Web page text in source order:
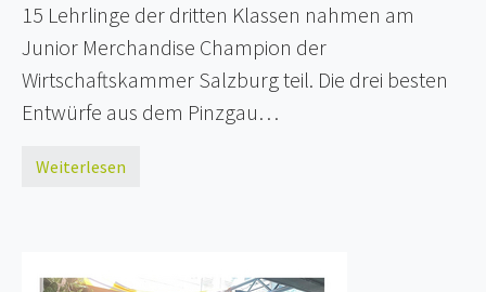
15 Lehrlinge der dritten Klassen nahmen am
Junior Merchandise Champion der
Wirtschaftskammer Salzburg teil. Die drei besten
Entwürfe aus dem Pinzgau…
Weiterlesen